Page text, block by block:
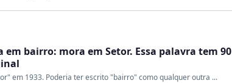
bairro: mora em Setor. Essa palavra tem 90
em 1933. Poderia ter escrito "bairro" como qualquer outra ...